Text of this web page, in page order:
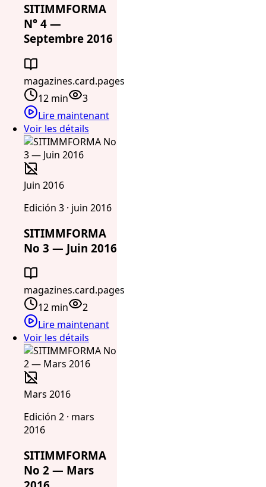
SITIMMFORMA
N° 4 —
Septembre 2016
magazines.card.pages
12 min
3
Lire maintenant
Voir les détails
Juin 2016
Edición 3 · juin 2016
SITIMMFORMA
No 3 — Juin 2016
magazines.card.pages
12 min
2
Lire maintenant
Voir les détails
Mars 2016
Edición 2 · mars
2016
SITIMMFORMA
No 2 — Mars